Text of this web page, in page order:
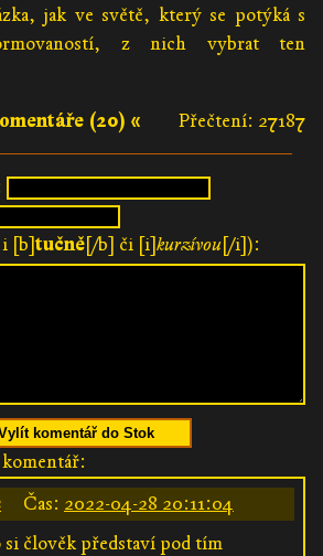
jak ve světě, který se potýká s
z nich vybrat ten
Přečtení: 27187
(20) «
i [b]tučně[/b] či [i]kurzívou[/i]):
komentář do Stok
Čas: 2022-04-28 20:11:04
si člověk představí pod tím